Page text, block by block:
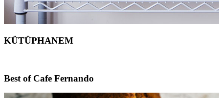
KÜTÜPHANEM
Footer
Best of Cafe Fernando